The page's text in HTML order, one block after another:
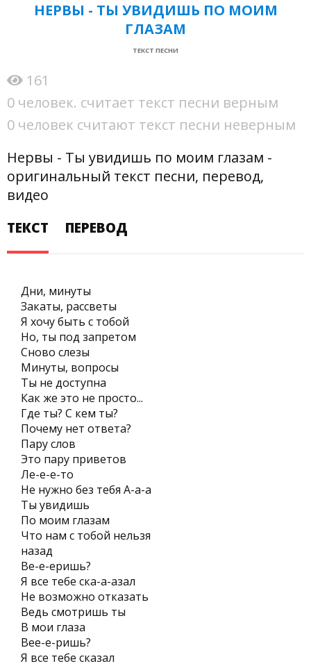
НЕРВЫ - ТЫ УВИДИШЬ ПО МОИМ
ГЛАЗАМ
ТЕКСТ ПЕСНИ
161
0 человек. считает текст песни верным
0 человек считают текст песни неверным
Нервы - Ты увидишь по моим глазам -
оригинальный текст песни, перевод,
видео
ТЕКСТ
ПЕРЕВОД
Дни, минуты
Закаты, рассветы
Я хочу быть с тобой
Но, ты под запретом
Сново слезы
Минуты, вопросы
Ты не доступна
Как же это не просто...
Где ты? С кем ты?
Почему нет ответа?
Пару слов
Это пару приветов
Ле-е-е-то
Не нужно без тебя А-а-а
Ты увидишь
По моим глазам
Что нам с тобой нельзя
назад
Ве-е-еришь?
Я все тебе ска-а-азал
Не возможно отказать
Ведь смотришь ты
В мои глаза
Вее-е-ришь?
Я все тебе сказал